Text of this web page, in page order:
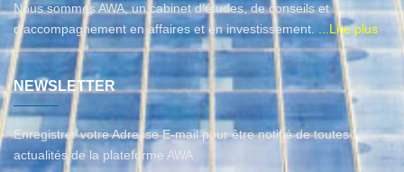
Nous sommes AWA, un cabinet d’études, de conseils et
d'accompagnement en affaires et en investissement.
...Lire plus
NEWSLETTER
Enregistrer votre Adresse E-mail pour être notifié de toutes
actualités de la plateforme AWA